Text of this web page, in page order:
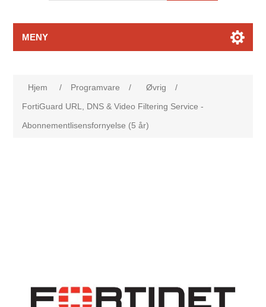
MENY
Hjem / Programvare / Øvrig
/
FortiGuard URL, DNS & Video Filtering Service -
Abonnementlisensfornyelse (5 år)